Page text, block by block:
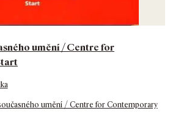
umění / Centre for
umění / Centre for Contemporary